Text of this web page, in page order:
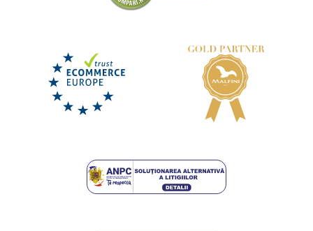
+13
Șapcă retro trucker MB6550
27,25 lei